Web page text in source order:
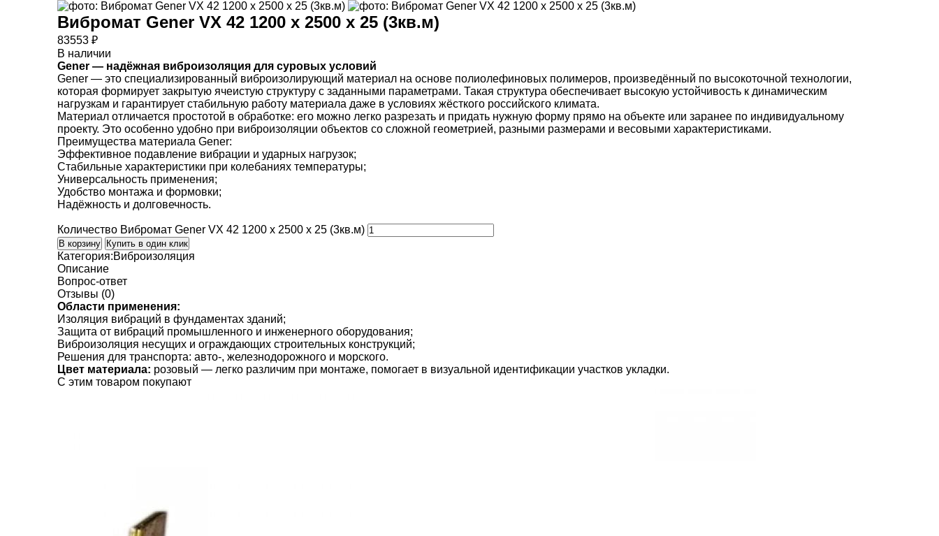
Вибромат Gener VX 42 1200 х 2500 х 25 (3кв.м)
83553 ₽
В наличии
Gener — надёжная виброизоляция для суровых условий
Gener — это специализированный виброизолирующий материал на основе полиолефиновых полимеров, произведённый по высокоточной технологии,
которая формирует закрытую ячеистую структуру с заданными параметрами. Такая структура обеспечивает высокую устойчивость к динамическим
нагрузкам и гарантирует стабильную работу материала даже в условиях жёсткого российского климата.
Материал отличается простотой в обработке: его можно легко разрезать и придать нужную форму прямо на объекте или заранее по индивидуальному
проекту. Это особенно удобно при виброизоляции объектов со сложной геометрией, разными размерами и весовыми характеристиками.
Преимущества материала Gener:
Эффективное подавление вибрации и ударных нагрузок;
Стабильные характеристики при колебаниях температуры;
Универсальность применения;
Удобство монтажа и формовки;
Надёжность и долговечность.
Количество Вибромат Gener VX 42 1200 х 2500 х 25 (3кв.м)
В корзину Купить в один клик
Категория:Виброизоляция
Описание
Вопрос-ответ
Отзывы (0)
Области применения:
Изоляция вибраций в фундаментах зданий;
Защита от вибраций промышленного и инженерного оборудования;
Виброизоляция несущих и ограждающих строительных конструкций;
Решения для транспорта: авто-, железнодорожного и морского.
Цвет материала: розовый — легко различим при монтаже, помогает в визуальной идентификации участков укладки.
C этим товаром покупают